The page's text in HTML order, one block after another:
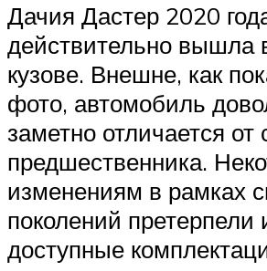
Дачия Дастер 2020
действительно вышла
кузове. Внешне, как
фото, автомобиль
заметно отличается от
предшественника.
изменениям в рамках
поколений претерпели
доступные